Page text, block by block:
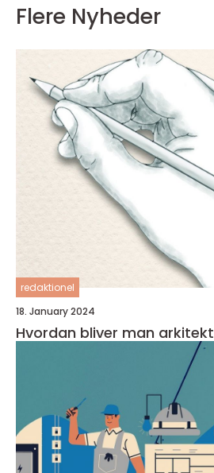
Flere Nyheder
redaktionel
18. January 2024
Hvordan bliver man arkitekt